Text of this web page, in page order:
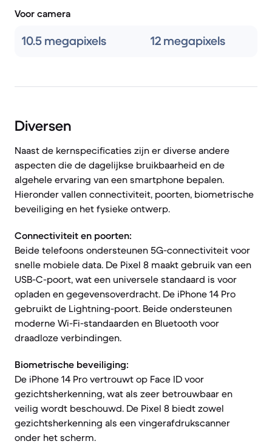
Voor camera
10.5 megapixels 12 megapixels
Diversen
Naast de kernspecificaties zijn er diverse andere
aspecten die de dagelijkse bruikbaarheid en de
algehele ervaring van een smartphone bepalen.
Hieronder vallen connectiviteit, poorten, biometrische
beveiliging en het fysieke ontwerp.
Connectiviteit en poorten:
Beide telefoons ondersteunen 5G-connectiviteit voor
snelle mobiele data. De Pixel 8 maakt gebruik van een
USB-C-poort, wat een universele standaard is voor
opladen en gegevensoverdracht. De iPhone 14 Pro
gebruikt de Lightning-poort. Beide ondersteunen
moderne Wi-Fi-standaarden en Bluetooth voor
draadloze verbindingen.
Biometrische beveiliging:
De iPhone 14 Pro vertrouwt op Face ID voor
gezichtsherkenning, wat als zeer betrouwbaar en
veilig wordt beschouwd. De Pixel 8 biedt zowel
gezichtsherkenning als een vingerafdrukscanner
onder het scherm.